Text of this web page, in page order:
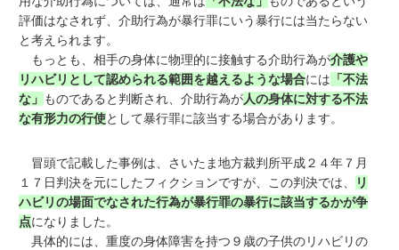
評価はなされず、介助行為が暴行罪にいう暴行には当たらない
と考えられます。
もっとも、相手の身体に物理的に接触する介助行為が介護や
リハビリとして認められる範囲を越えるような場合には 「不法
な」 ものであると判断され、介助行為が人の身体に対する不法
な有形力の行使として暴行罪に該当する場合があります。
冒頭で記載した事例は、さいたま地方裁判所平成２４年７月
１７日判決を元にしたフィクションですが、この判決では、
リ
ハビリの場面でなされた行為が暴行罪の暴行に該当するかが争
点になりました。
具体的には、重度の身体障害を持つ９歳の子供のリハビリの